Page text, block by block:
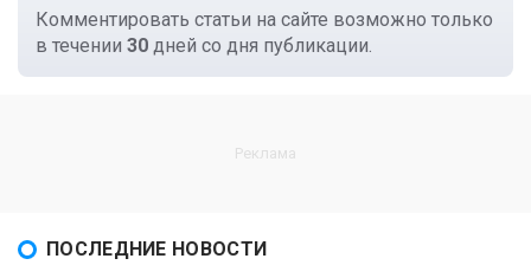
Комментировать статьи на сайте возможно только
в течении 30 дней со дня публикации.
ПОСЛЕДНИЕ НОВОСТИ